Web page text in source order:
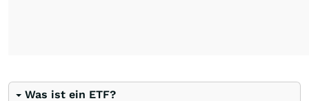
Was ist ein ETF?